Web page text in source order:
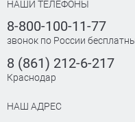
НАШИ ТЕЛЕФОНЫ
8-800-100-11-77
звонок по России
8 (861) 212-6-217
Краснодар
НАШ АДРЕС